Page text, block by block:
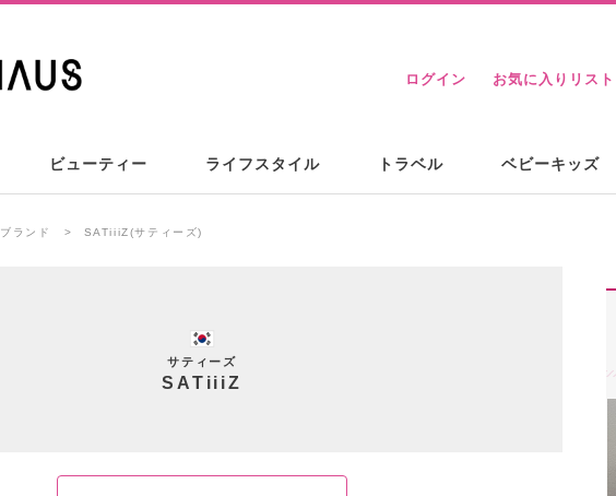
ログイン お気に入りリスト
ビューティー ライフスタイル トラベル ベビーキッズ
ブランド SATiiiZ(サティーズ)
サティーズ
SATiiiZ